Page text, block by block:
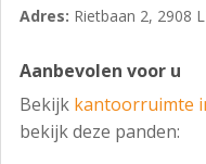
Rietbaan 2-4
A1.14 30 m² € 899,- per
Adres: Rietbaan 2, 2908
Aanbevolen voor u
Bekijk kantoorruimte
bekijk deze panden: